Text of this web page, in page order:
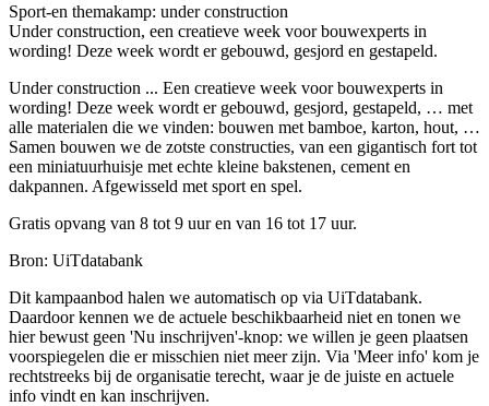
Sport-en themakamp: under construction
Under construction, een creatieve week voor bouwexperts in
wording! Deze week wordt er gebouwd, gesjord en gestapeld.
Under construction ... Een creatieve week voor bouwexperts in
wording! Deze week wordt er gebouwd, gesjord, gestapeld, … met
alle materialen die we vinden: bouwen met bamboe, karton, hout, …
Samen bouwen we de zotste constructies, van een gigantisch fort tot
een miniatuurhuisje met echte kleine bakstenen, cement en
dakpannen. Afgewisseld met sport en spel.
Gratis opvang van 8 tot 9 uur en van 16 tot 17 uur.
Bron: UiTdatabank
Dit kampaanbod halen we automatisch op via UiTdatabank.
Daardoor kennen we de actuele beschikbaarheid niet en tonen we
hier bewust geen 'Nu inschrijven'-knop: we willen je geen plaatsen
voorspiegelen die er misschien niet meer zijn. Via 'Meer info' kom je
rechtstreeks bij de organisatie terecht, waar je de juiste en actuele
info vindt en kan inschrijven.